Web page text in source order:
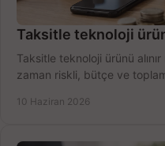
Taksitle teknoloji
Taksitle teknoloji ürünü
zaman riskli, bütçe ve toplam
10 Haziran 2026